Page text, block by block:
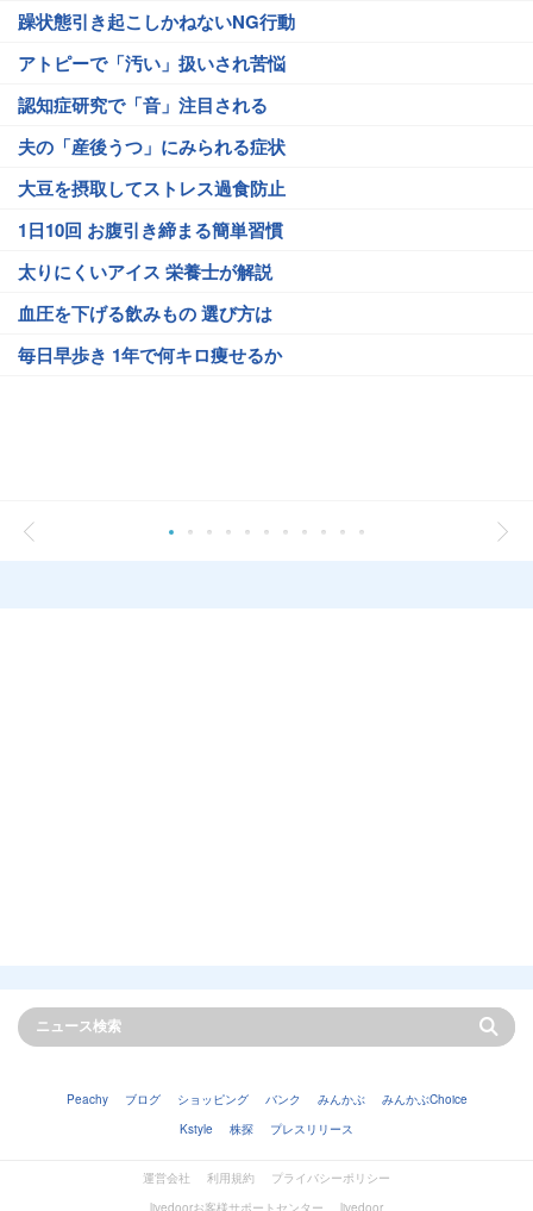
躁状態引き起こしかねないNG行動
アトピーで「汚い」扱いされ苦悩
認知症研究で「音」注目される
夫の「産後うつ」にみられる症状
大豆を摂取してストレス過食防止
1日10回 お腹引き締まる簡単習慣
太りにくいアイス 栄養士が解説
血圧を下げる飲みもの 選び方は
毎日早歩き 1年で何キロ痩せるか
Peachy ブログ ショッピング バンク みんかぶ
みんかぶChoice
Kstyle
株探 プレスリリース
運営会社 利用規約
プライバシーポリシー
livedoorお客様サポートセンター
livedoor